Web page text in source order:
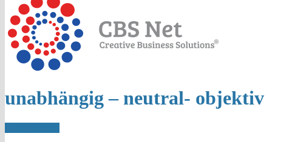
unabhängig – neutral- objektiv